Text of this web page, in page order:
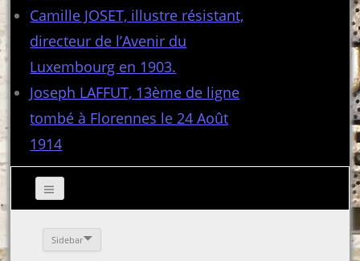
Camille JOSET, illustre résistant,
directeur de l’Avenir du
Luxembourg en 1903.
Joseph LAFFUT, 13ème de ligne
tombé à Florennes le 24 Août
1914
Sidebar